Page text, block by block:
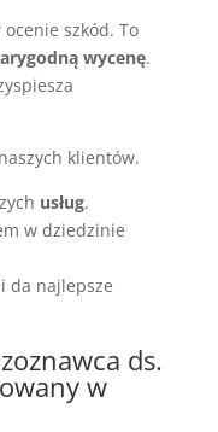
szkód. To
wycenę.
klientów.
usług.
w dziedzinie
da najlepsze
ds.
w